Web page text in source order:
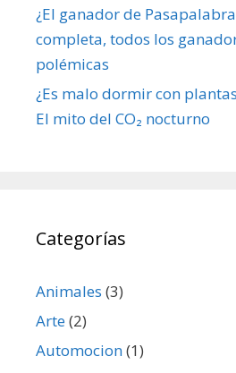
¿El ganador de
completa, todos los
polémicas
¿Es malo dormir con
El mito del CO₂ nocturno
Categorías
Animales (3)
Arte(2)
Automocion(1)